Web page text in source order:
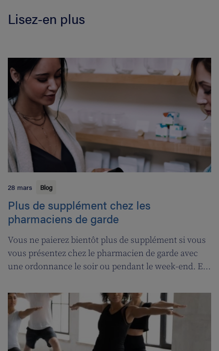
Lisez-en plus
28 mars Blog
Plus de supplément chez les
pharmaciens de garde
Vous ne paierez bientôt plus de supplément si vous
vous présentez chez le pharmacien de garde avec
une ordonnance le soir ou pendant le week-end. En
sera introduite pour les pharmaciens de garde.